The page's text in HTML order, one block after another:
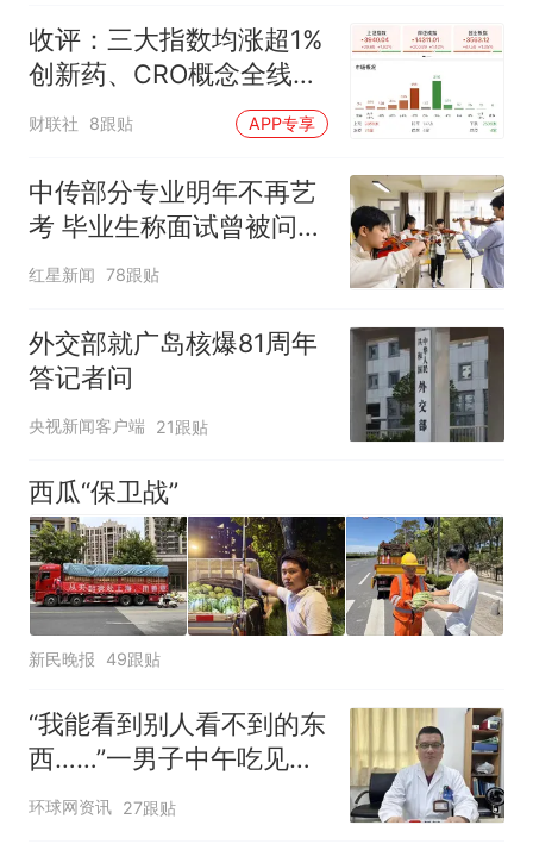
收评：三大指数均涨超1%
创新药、CRO概念全线走
强
财联社 8跟贴 APP专享
中传部分专业明年不再艺
考 毕业生称面试曾被问
“如何策划晚会” 专家：遏
红星新闻 78跟贴
外交部就广岛核爆81周年
答记者问
央视新闻客户端 21跟贴
西瓜“保卫战”
新民晚报 49跟贴
“我能看到别人看不到的东
西……”一男子中午吃见手
青没事，晚上再吃却出现
幻觉被紧急送医！
环球网资讯 27跟贴